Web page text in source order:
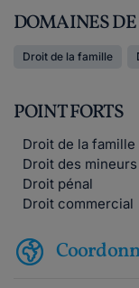
DOMAINES
Droit de la famille
POINT FORTS
Droit de la famille
Droit des mineurs
Droit pénal
Droit commercial